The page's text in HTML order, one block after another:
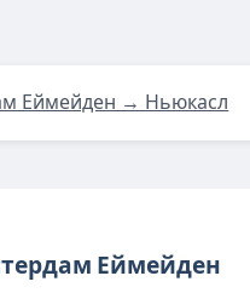
Еймейден → Ньюкасл
Еймейден